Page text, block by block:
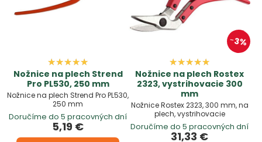
Nožnice na plech Strend
Pro PL530, 250 mm
Nožnice na plech Strend Pro PL530,
250 mm
Doručíme do 5 pracovných dní
5,19 €
3%
Nožnice na plech Rostex
2323, vystrihovacie 300
mm
Nožnice Rostex 2323, 300 mm, na
plech, vystrihovacie
Doručíme do 5 pracovných dní
31,33 €